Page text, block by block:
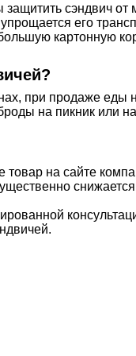
защитить сэндвич
его
картонную
при продаже еды
на пикник или
на сайте